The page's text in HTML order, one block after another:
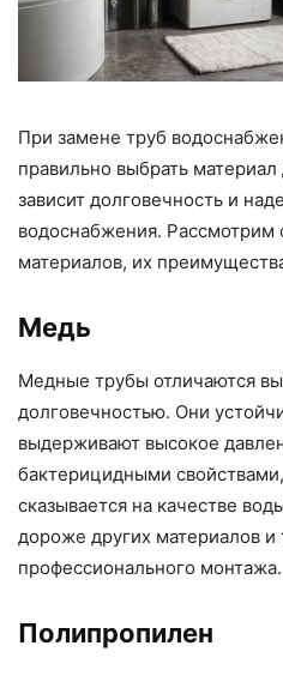
При замене труб
правильно выбрать
зависит долговечность и
водоснабжения. Рассмотрим
материалов, их
Медь
Медные трубы отличаются
долговечностью. Они
выдерживают высокое
бактерицидными
сказывается на качестве
дороже других материалов и
профессионального монтажа.
Полипропилен